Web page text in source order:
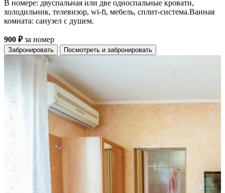
В номере: двуспальная или две односпальные кровати,
холодильник, телевизор, wi-fi, мебель, сплит-система.Ванная
комната: санузел с душем.
900 ₽за номер
Забронировать Посмотреть и забронировать